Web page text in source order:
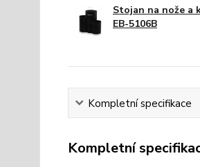
Stojan na nože a
EB-5106B
Kompletní specifikace
Kompletní